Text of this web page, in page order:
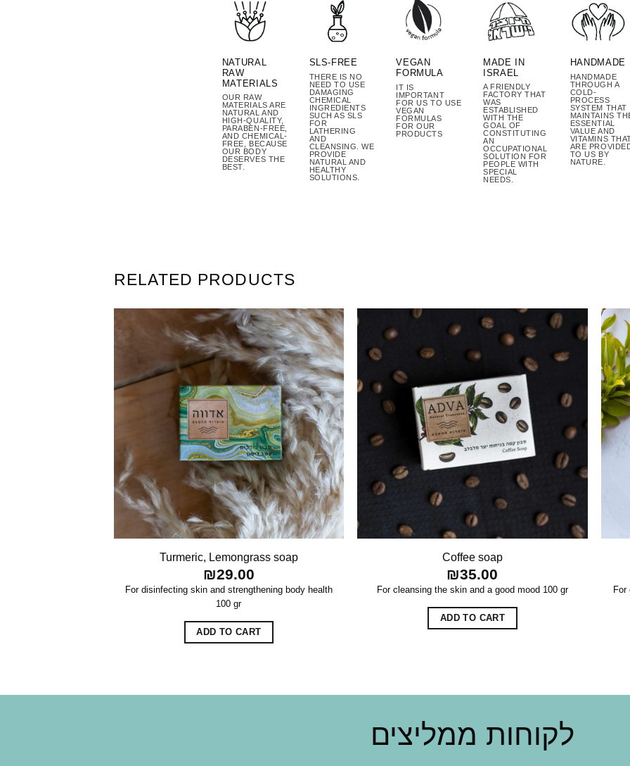
NATURAL
RAW
MATERIALS
OUR RAW
MATERIALS ARE
NATURAL AND
HIGH-QUALITY,
PARABEN-FREE,
AND CHEMICAL-
FREE, BECAUSE
OUR BODY
DESERVES THE
BEST.
SLS-FREE
THERE IS NO
NEED TO USE
DAMAGING
CHEMICAL
INGREDIENTS
SUCH AS SLS
FOR
LATHERING
AND
CLEANSING. WE
PROVIDE
NATURAL AND
HEALTHY
SOLUTIONS.
VEGAN
FORMULA
IT IS
IMPORTANT
FOR US TO USE
VEGAN
FORMULAS
FOR OUR
PRODUCTS
MADE IN
ISRAEL
A FRIENDLY
FACTORY THAT
WAS
ESTABLISHED
WITH THE
GOAL OF
CONSTITUTING
AN
OCCUPATIONAL
SOLUTION FOR
PEOPLE WITH
SPECIAL
NEEDS.
HANDMADE
HANDMADE
THROUGH A
COLD-
PROCESS
SYSTEM THAT
MAINTAINS
ESSENTIAL
VALUE AND
VITAMINS
ARE
TO US BY
NATURE.
RELATED PRODUCTS
Turmeric, Lemongrass soap
₪29.00
For disinfecting skin and strengthening body health
100 gr
ADD TO CART
Coffee soap
₪35.00
For cleansing the skin and a good mood 100 gr
ADD TO CART
For
לקוחות ממליצים